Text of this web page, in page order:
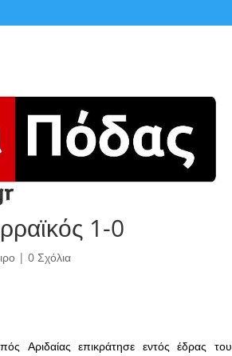
1-0
| 0 Σχόλια
Αριδαίας επικράτησε εντός έδρας του